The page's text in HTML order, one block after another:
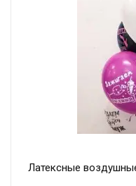
Латексные